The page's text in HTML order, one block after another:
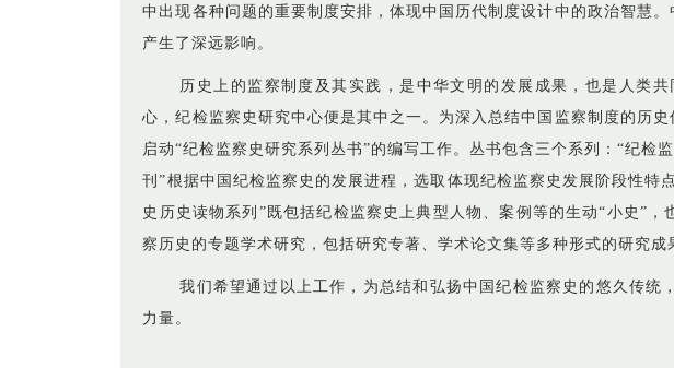
中出现各种问题的重要制度安排，体现中国历代制度设计中的政治智慧
产生了深远影响。
历史上的监察制度及其实践，是中华文明的发展成果，也是人类
心，纪检监察史研究中心便是其中之一。为深入总结中国监察制度的历
启动“纪检监察史研究系列丛书”的编写工作。丛书包含三个系列：“纪检
刊”根据中国纪检监察史的发展进程，选取体现纪检监察史发展阶段性
史历史读物系列”既包括纪检监察史上典型人物、案例等的生动“小史”
察历史的专题学术研究，包括研究专著、学术论文集等多种形式的研究成
我们希望通过以上工作，为总结和弘扬中国纪检监察史的悠久传
力量。